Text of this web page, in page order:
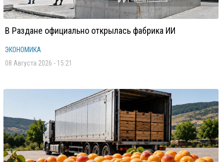
В Раздане официально открылась фабрика ИИ
ЭКОНОМИКА
08 Августа 2026 - 15:21